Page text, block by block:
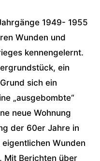
1949- 1955
Wunden und
kennengelernt.
ein
sich ein
„ausgebombte“
neue Wohnung
der 60er Jahre in
Wunden
Mit Berichten über